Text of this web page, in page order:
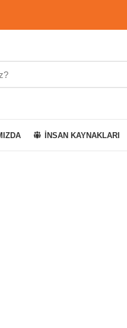
İNSAN KAYNAKLARI